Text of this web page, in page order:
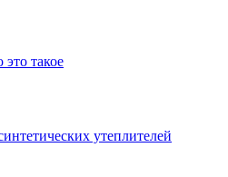
такое
утеплителей